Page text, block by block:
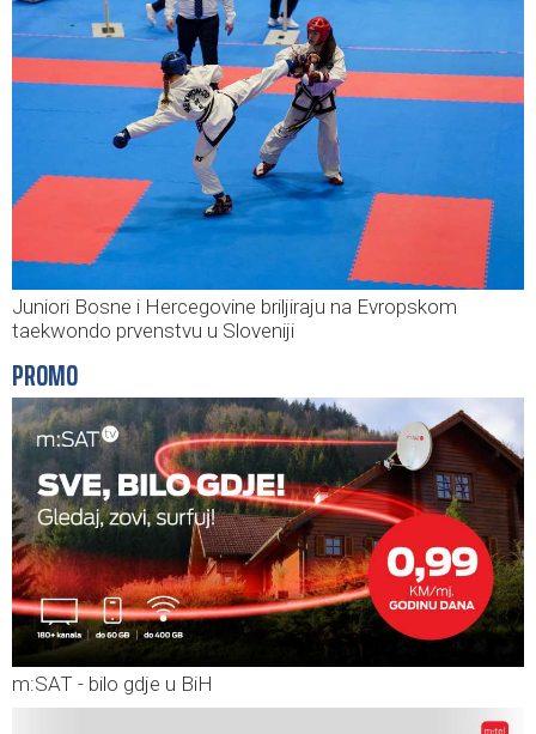
Juniori Bosne i Hercegovine briljiraju na Evropskom
taekwondo prvenstvu u Sloveniji
PROMO
m:SAT - bilo gdje u BiH